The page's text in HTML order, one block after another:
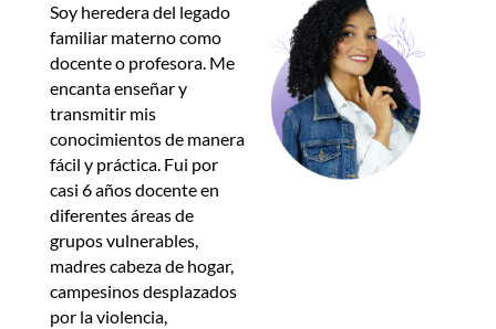
Soy heredera del legado
familiar materno como
docente o profesora. Me
encanta enseñar y
transmitir mis
conocimientos de manera
fácil y práctica. Fui por
casi 6 años docente en
diferentes áreas de
grupos vulnerables,
madres cabeza de hogar,
campesinos desplazados
por la violencia,